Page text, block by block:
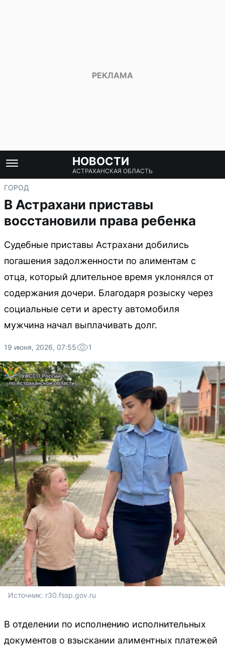
НОВОСТИ
АСТРАХАНСКАЯ ОБЛАСТЬ
ГОРОД
В Астрахани приставы
восстановили права ребенка
Судебные приставы Астрахани добились
погашения задолженности по алиментам с
отца, который длительное время уклонялся от
содержания дочери. Благодаря розыску через
социальные сети и аресту автомобиля
мужчина начал выплачивать долг.
19 июня, 2026, 07:55 1
Источник: r30.fssp.gov.ru
В отделении по исполнению исполнительных
документов о взыскании алиментных платежей